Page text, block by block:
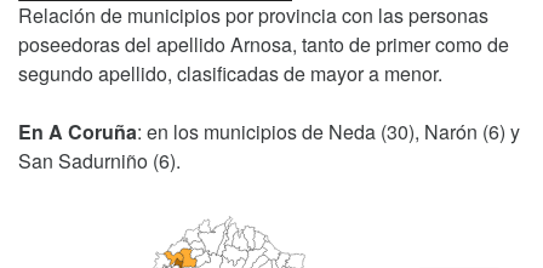
Relación de municipios por provincia con las personas
poseedoras del apellido Arnosa, tanto de primer como de
segundo apellido, clasificadas de mayor a menor.
En A Coruña: en los municipios de Neda (30), Narón (6) y
San Sadurniño (6).